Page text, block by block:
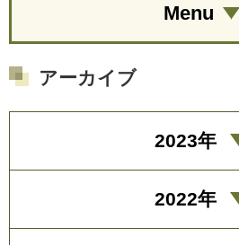
Menu
アーカイブ
2023年
2022年